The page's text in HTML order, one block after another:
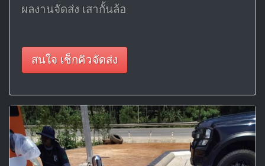
ผลงานจัดส่ง เสากั้นล้อ
สนใจ เช็กคิวจัดส่ง